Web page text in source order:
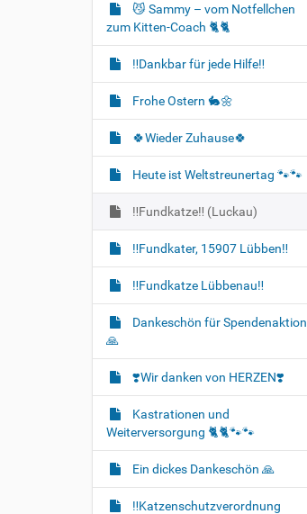
😼 Sammy – vom Notfellchen
zum Kitten-Coach 🐈🐈‍
‼️Dankbar für jede Hilfe‼️
Frohe Ostern 🐇🌼
🍀Wieder Zuhause🍀
Heute ist Weltstreunertag 🐾🐾
‼️Fundkatze‼️ (Luckau)
‼️Fundkater, 15907 Lübben‼️
‼️Fundkatze Lübbenau‼️
Dankeschön für Spendenaktion
🙏
❣️Wir danken von HERZEN❣️
Kastrationen und
Weiterversorgung 🐈‍🐈🐾🐾
Ein dickes Dankeschön 🙏
‼️Katzenschutzverordnung